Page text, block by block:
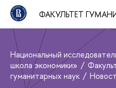
ФАКУЛЬТЕТ
Национальный
школа экономики»
гуманитарных наук